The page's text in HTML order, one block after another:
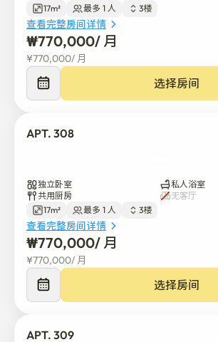
17m²
最多 1 人 3楼
查看完整房间详情
₩770,000/ 月
¥770,000/ 月
选择房间
APT. 308
独立卧室
私人浴室
共用厨房
无客厅
17m²
最多 1 人 3楼
查看完整房间详情
₩770,000/ 月
¥770,000/ 月
选择房间
APT. 309